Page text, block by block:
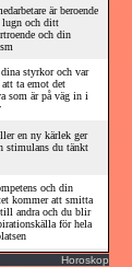
Horoskop